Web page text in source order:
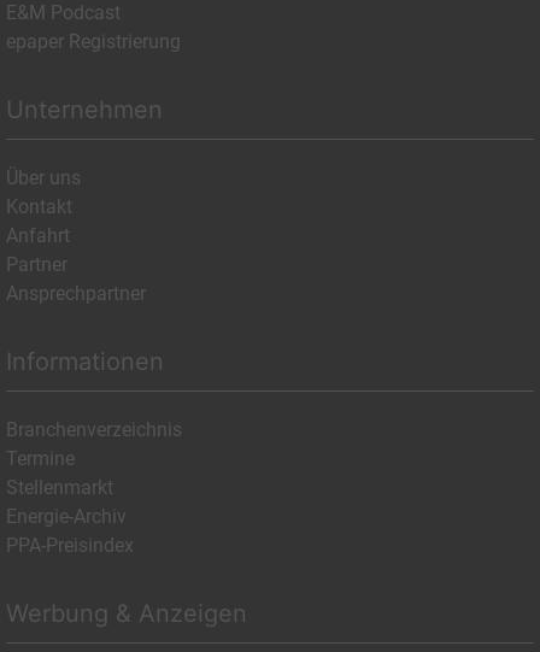
E&M Podcast
epaper Registrierung
Unternehmen
Über uns
Kontakt
Anfahrt
Partner
Ansprechpartner
Informationen
Branchenverzeichnis
Termine
Stellenmarkt
Energie-Archiv
PPA-Preisindex
Werbung & Anzeigen